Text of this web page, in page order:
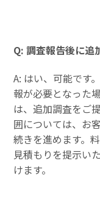
Q: 調査報告後に追
A: はい、可能です
報が必要となった
は、追加調査をご
囲については、お
続きを進めます。
見積もりを提示い
けます。